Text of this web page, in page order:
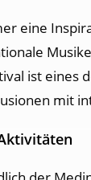
eine
ist
mit